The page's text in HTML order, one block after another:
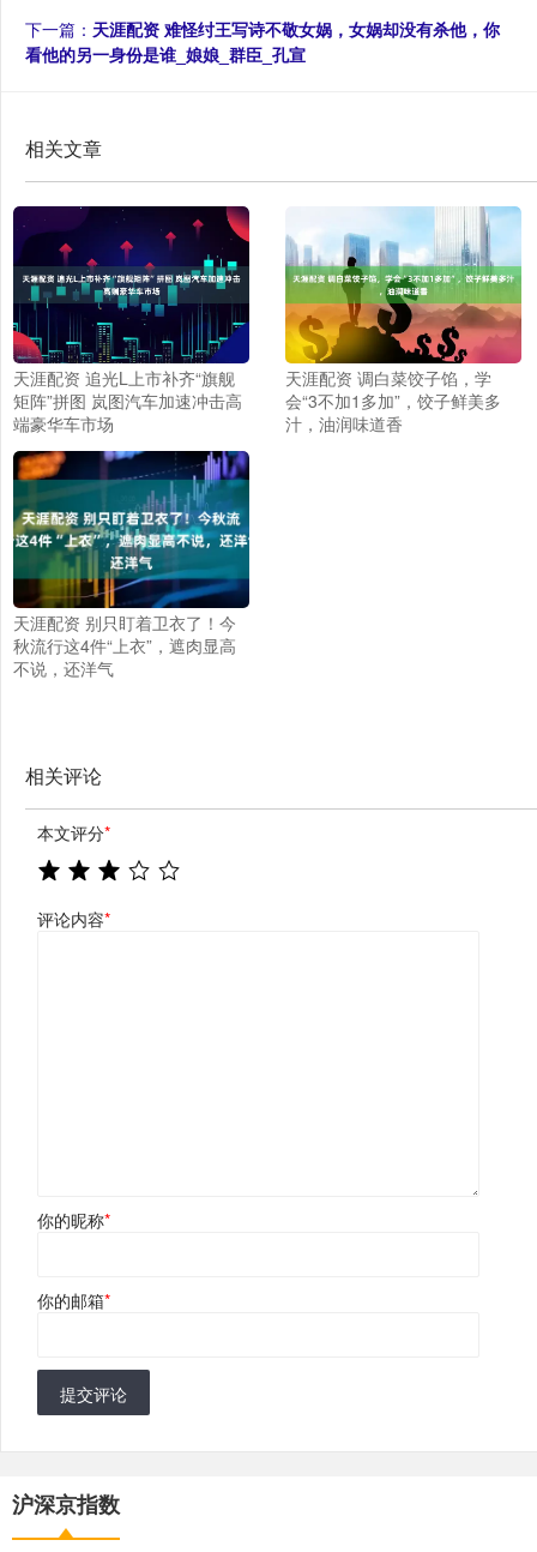
下一篇： 天涯配资 难怪纣王写诗不敬女娲，女娲却没有杀他，你
看他的另一身份是谁_娘娘_群臣_孔宣
相关文章
天涯配资 追光L上市补齐“旗舰
矩阵”拼图 岚图汽车加速冲击高
端豪华车市场
天涯配资 调白菜饺子馅，学
会“3不加1多加”，饺子鲜美多
汁，油润味道香
天涯配资 别只盯着卫衣了！今
秋流行这4件“上衣”，遮肉显高
不说，还洋气
相关评论
本文评分*
评论内容*
你的昵称*
你的邮箱*
提交评论
沪深京指数